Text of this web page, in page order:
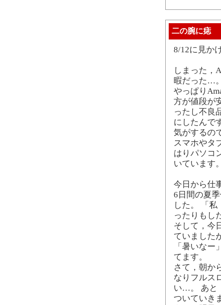
二の腕に痣
8/12に見か
しまった，
暇だった…
やっぱり
方が値段が
ったし不良
にしたんで
気がするの
スマホやタ
はりパソコ
いています
今日から仕
6日間の夏
した。 「
ったりもし
そして，今
ていました
「暑いな
てます。
さて，朝か
なりフルス
い…。 あと
ついていき